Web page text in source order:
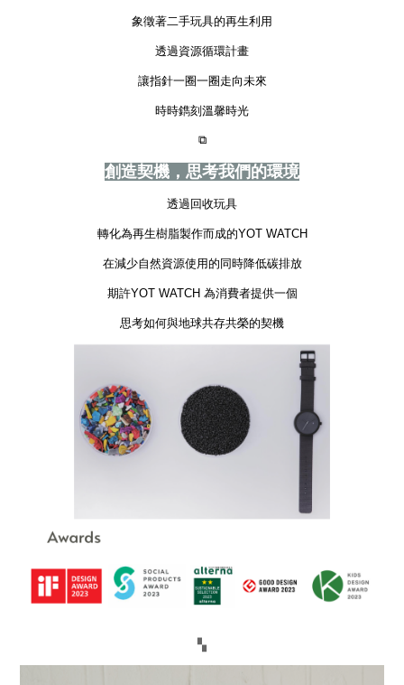
象徵著二手玩具的再生利用
透過資源循環計畫
讓指針一圈一圈走向未來
時時鐫刻溫馨時光
⧉
創造契機，思考我們的環境
透過回收玩具
轉化為再生樹脂製作而成的YOT WATCH
在減少自然資源使用的同時降低碳排放
期許YOT WATCH 為消費者提供一個
思考如何與地球共存共榮的契機
▚